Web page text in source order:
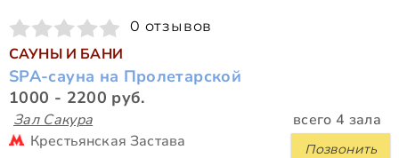
0 отзывов
САУНЫ И БАНИ
SPA-сауна на Пролетарской
1000 - 2200 руб.
Зал Сакура всего 4 зала
Позвонить
Крестьянская Застава